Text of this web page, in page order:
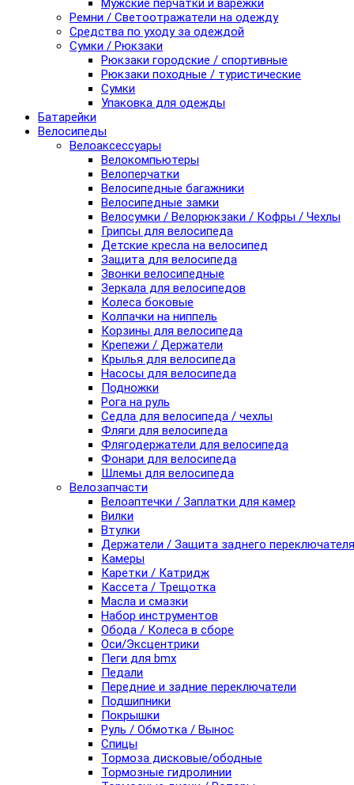
Мужские перчатки и варежки
Ремни / Светоотражатели на одежду
Средства по уходу за одеждой
Сумки / Рюкзаки
Рюкзаки городские / спортивные
Рюкзаки походные / туристические
Сумки
Упаковка для одежды
Батарейки
Велосипеды
Велоаксессуары
Велокомпьютеры
Велоперчатки
Велосипедные багажники
Велосипедные замки
Велосумки / Велорюкзаки / Кофры / Чехлы
Грипсы для велосипеда
Детские кресла на велосипед
Защита для велосипеда
Звонки велосипедные
Зеркала для велосипедов
Колеса боковые
Колпачки на ниппель
Корзины для велосипеда
Крепежи / Держатели
Крылья для велосипеда
Насосы для велосипеда
Подножки
Рога на руль
Седла для велосипеда / чехлы
Фляги для велосипеда
Флягодержатели для велосипеда
Фонари для велосипеда
Шлемы для велосипеда
Велозапчасти
Велоаптечки / Заплатки для камер
Вилки
Втулки
Держатели / Защита заднего переключателя
Камеры
Каретки / Катридж
Кассета / Трещотка
Масла и смазки
Набор инструментов
Обода / Колеса в сборе
Оси/Эксцентрики
Пеги для bmx
Педали
Передние и задние переключатели
Подшипники
Покрышки
Руль / Обмотка / Вынос
Спицы
Тормоза дисковые/ободные
Тормозные гидролинии